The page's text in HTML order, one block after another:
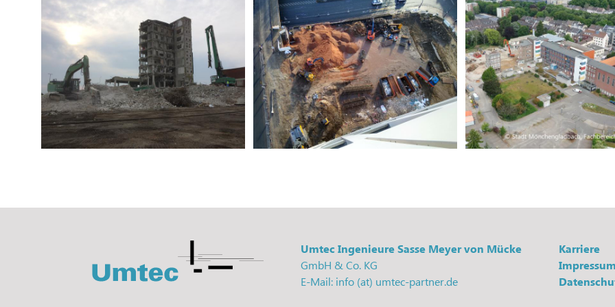
Abbruch der Bestandsgebäude
Grasbrook
Sanierung Bundeswehrhochhaus
Rückbau Maria-Hilf-Klinik,
Mönchengladbach
Umtec Ingenieure Sasse Meyer von Mücke
GmbH & Co. KG
E-Mail: info (at) umtec-partner.de
Karriere